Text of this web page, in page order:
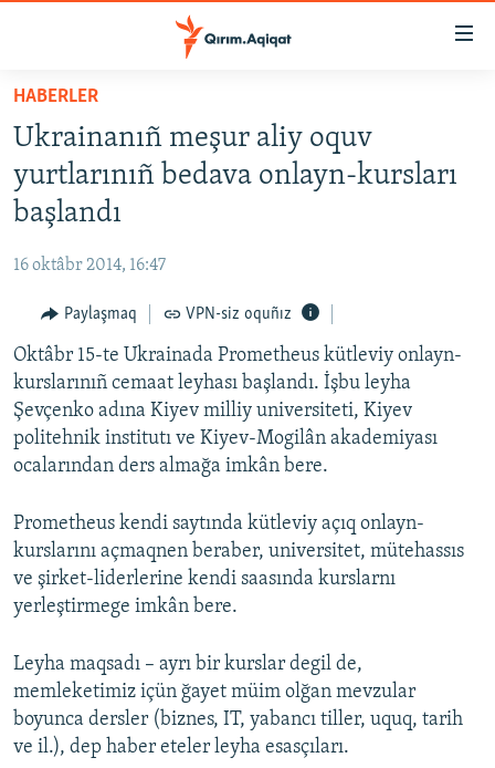
Esas
qaytmaq
Baş
navigatsiyağa
qaytmaq
Qıdıruvğa
HABERLER
SİYASET
İQTİSADİYAT
MEDENİYET
İNSAN AQLARI
VİDEO
SÜRET
BLOGLAR
FİKİR
Русский
Українською
RFE/RS bütün saytları
HABERLER
Ukrainanıñ meşur aliy oquv
yurtlarınıñ bedava onlayn-kursları
başlandı
16 oktâbr 2014, 16:47
Paylaşmaq VPN-siz oquñız
Oktâbr 15-te Ukrainada Prometheus kütleviy onlayn-
kurslarınıñ cemaat leyhası başlandı. İşbu leyha
Şevçenko adına Kiyev milliy universiteti, Kiyev
politehnik institutı ve Kiyev-Mogilân akademiyası
ocalarından ders almağa imkân bere.
Prometheus kendi saytında kütleviy açıq onlayn-
kurslarını açmaqnen beraber, universitet, mütehassıs
ve şirket-liderlerine kendi saasında kurslarnı
yerleştirmege imkân bere.
Leyha maqsadı – ayrı bir kurslar degil de,
memleketimiz içün ğayet müim olğan mevzular
boyunca dersler (biznes, IT, yabancı tiller, uquq, tarih
ve il.), dep haber eteler leyha esasçıları.